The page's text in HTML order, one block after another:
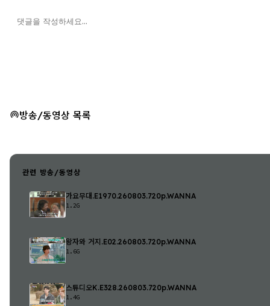
방송/동영상 목록
관련 방송/동영상
가요무대.E1970.260803.720p.WANNA
1.2G
왕자와 거지.E02.260803.720p.WANNA
1.6G
스튜디오K.E328.260803.720p.WANNA
1.4G